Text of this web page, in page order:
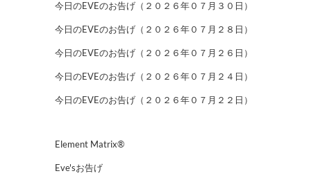
今日のEVEのお告げ（２０２６年０７月３０日）
今日のEVEのお告げ（２０２６年０７月２８日）
今日のEVEのお告げ（２０２６年０７月２６日）
今日のEVEのお告げ（２０２６年０７月２４日）
今日のEVEのお告げ（２０２６年０７月２２日）
Element Matrix®
Eve'sお告げ